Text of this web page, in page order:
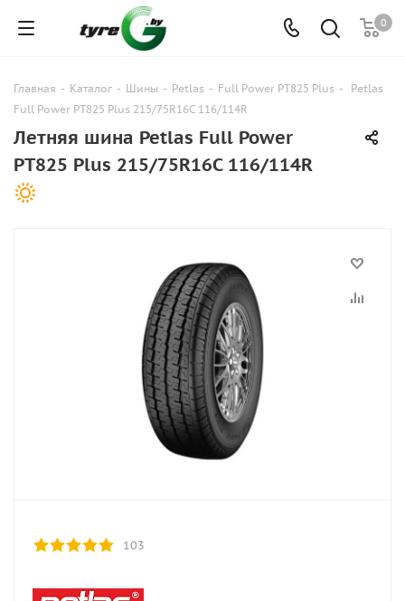
0
Главная - Каталог - Шины - Petlas - Full Power PT825 Plus -
Petlas
Full Power PT825 Plus 215/75R16C 116/114R
Летняя шина Petlas Full Power
PT825 Plus 215/75R16C 116/114R
103